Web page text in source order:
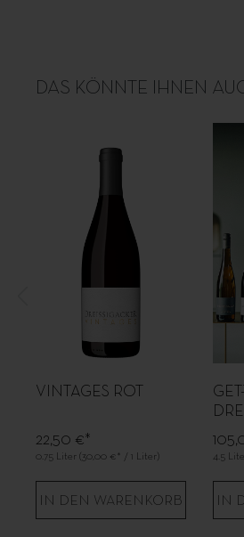
DAS KÖNNTE IHNEN
VINTAGES ROT
22,50 €*
0.75 Liter (30,00 €* / 1 Liter)
IN DEN WARENKORB
4.5
IN